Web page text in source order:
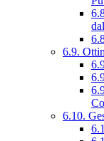
6.9.
6.10.